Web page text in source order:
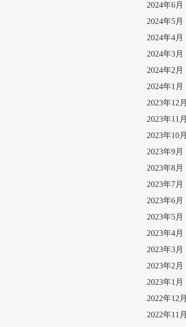
2024年6月
2024年5月
2024年4月
2024年3月
2024年2月
2024年1月
2023年12月
2023年11月
2023年10月
2023年9月
2023年8月
2023年7月
2023年6月
2023年5月
2023年4月
2023年3月
2023年2月
2023年1月
2022年12月
2022年11月